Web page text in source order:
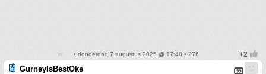
• donderdag 7 augustus 2025 @ 17:48 • 276
GurneyIsBestOke